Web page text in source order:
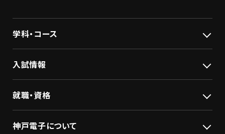
学科・コース
入試情報
就職・資格
神戸電子について